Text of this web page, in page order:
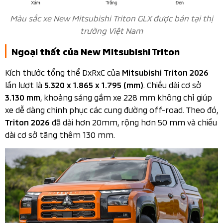
Màu sắc xe New Mitsubishi Triton GLX được bán tại thị
trường Việt Nam
Ngoại thất của New Mitsubishi Triton
Kích thước tổng thể DxRxC của Mitsubishi Triton 2026
lần lượt là 5.320 x 1.865 x 1.795 (mm). Chiều dài cơ sở
3.130 mm, khoảng sáng gầm xe 228 mm không chỉ giúp
xe dễ dàng chinh phục các cung đường off-road. Theo đó,
Triton 2026 đã dài hơn 20mm, rộng hơn 50 mm và chiều
dài cơ sở tăng thêm 130 mm.